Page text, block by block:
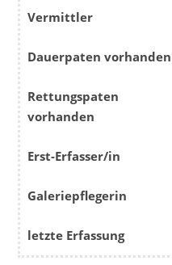
Vermittler
Dauerpaten vorhanden
Rettungspaten
vorhanden
Erst-Erfasser/in
Galeriepflegerin
letzte Erfassung